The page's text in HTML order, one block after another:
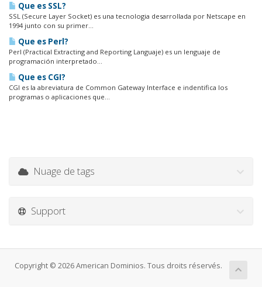
Que es SSL?
SSL (Secure Layer Socket) es una tecnologia desarrollada por Netscape en
1994 junto con su primer...
Que es Perl?
Perl (Practical Extracting and Reporting Languaje) es un lenguaje de
programación interpretado...
Que es CGI?
CGI es la abreviatura de Common Gateway Interface e indentifica los
programas o aplicaciones que...
Nuage de tags
Support
Copyright © 2026 American Dominios. Tous droits réservés.